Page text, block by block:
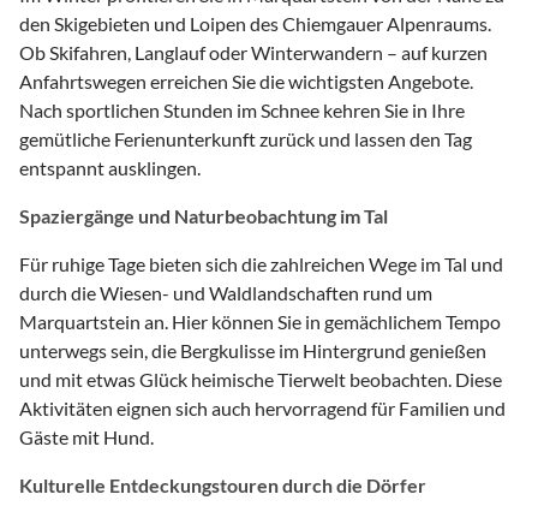
den Skigebieten und Loipen des Chiemgauer Alpenraums.
Ob Skifahren, Langlauf oder Winterwandern – auf kurzen
Anfahrtswegen erreichen Sie die wichtigsten Angebote.
Nach sportlichen Stunden im Schnee kehren Sie in Ihre
gemütliche Ferienunterkunft zurück und lassen den Tag
entspannt ausklingen.
Spaziergänge und Naturbeobachtung im Tal
Für ruhige Tage bieten sich die zahlreichen Wege im Tal und
durch die Wiesen- und Waldlandschaften rund um
Marquartstein an. Hier können Sie in gemächlichem Tempo
unterwegs sein, die Bergkulisse im Hintergrund genießen
und mit etwas Glück heimische Tierwelt beobachten. Diese
Aktivitäten eignen sich auch hervorragend für Familien und
Gäste mit Hund.
Kulturelle Entdeckungstouren durch die Dörfer